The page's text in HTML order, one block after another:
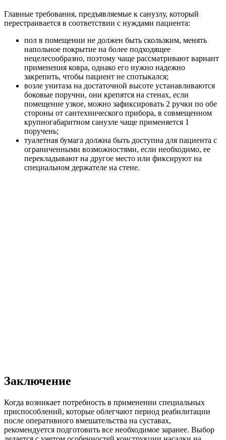
Главные требования, предъявляемые к санузлу, который
перестраивается в соответствии с нуждами пациента:
пол в помещении не должен быть скользким, менять
напольное покрытие на более подходящее
нецелесообразно, поэтому чаще рассматривают вариант
применения ковра, однако его нужно надежно
закрепить, чтобы пациент не спотыкался;
возле унитаза на достаточной высоте устанавливаются
боковые поручни, они крепятся на стенах, если
помещение узкое, можно зафиксировать 2 ручки по обе
стороны от сантехнического прибора, в совмещенном
крупногабаритном санузле чаще применяется 1
поручень;
туалетная бумага должна быть доступна для пациента с
ограниченными возможностями, если необходимо, ее
перекладывают на другое место или фиксируют на
специальном держателе на стене.
Заключение
Когда возникает потребность в применении специальных
приспособлений, которые облегчают период реабилитации
после оперативного вмешательства на суставах,
рекомендуется подготовить все необходимое заранее. Выбор